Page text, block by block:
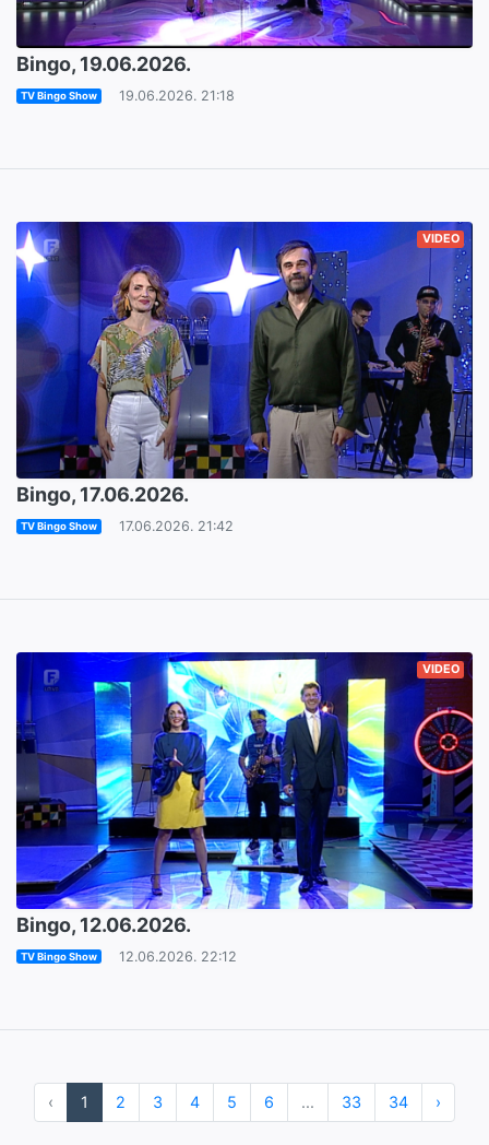
Bingo, 19.06.2026.
TV Bingo Show 19.06.2026. 21:18
VIDEO
Bingo, 17.06.2026.
TV Bingo Show 17.06.2026. 21:42
VIDEO
Bingo, 12.06.2026.
TV Bingo Show 12.06.2026. 22:12
‹ 1 2 3 4 5 6 ... 33 34 ›